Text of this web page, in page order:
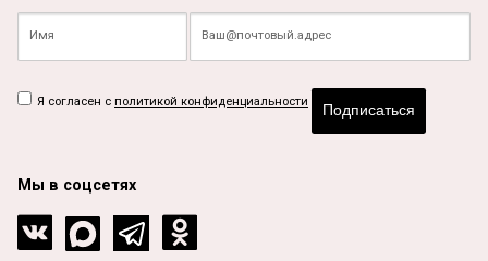
Я согласен с политикой конфиденциальности
Подписаться
Мы в соцсетях